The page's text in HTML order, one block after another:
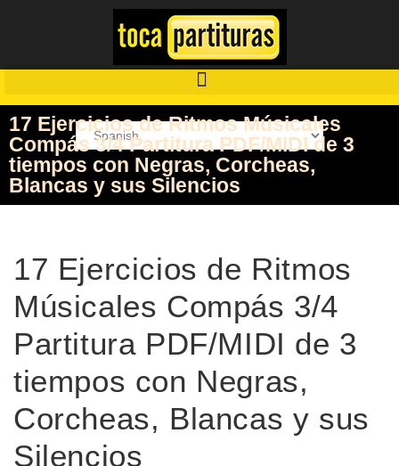
17 Ejercicios de Ritmos Músicales
Compás 3/4 Partitura PDF/MIDI de 3
tiempos con Negras, Corcheas,
Blancas y sus Silencios
17 Ejercicios de Ritmos
Músicales Compás 3/4
Partitura PDF/MIDI de 3
tiempos con Negras,
Corcheas, Blancas y sus
Silencios